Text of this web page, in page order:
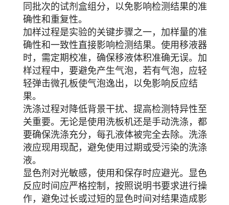
同批次的试剂盒组分，以免影响检测结果的准
确性和重复性。
加样过程是实验的关键步骤之一，加样量的准
确性和一致性直接影响检测结果。使用移液器
时，需定期校准，确保移液体积准确无误。加
样过程中，要避免产生气泡，若有气泡，应轻
轻弹击微孔板使气泡逸出，以免影响反应结
果。
洗涤过程对降低背景干扰、提高检测特异性至
关重要。无论是使用洗板机还是手动洗涤，都
要确保洗涤充分，每孔液体被完全去除。洗涤
液应现用现配，避免使用过期或受污染的洗涤
液。
显色剂对光敏感，使用和保存时应避光。显色
反应时间应严格控制，按照说明书要求进行操
作，避免过长或过短的显色时间对结果造成影